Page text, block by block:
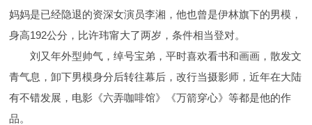
妈妈是已经隐退的资深女演员李湘，他也曾是伊林旗下的男模，
身高192公分，比许玮甯大了两岁，条件相当登对。
刘又年外型帅气，绰号宝弟，平时喜欢看书和画画，散发文
青气息，卸下男模身分后转往幕后，改行当摄影师，近年在大陆
有不错发展，电影《六弄咖啡馆》《万箭穿心》等都是他的作
品。